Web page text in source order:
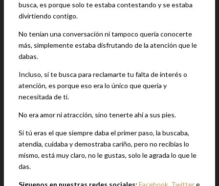
busca, es porque solo te estaba contestando y se estaba
divirtiendo contigo.
No tenían una conversación ni tampoco quería conocerte
más, simplemente estaba disfrutando de la atención que le
dabas.
Incluso, si te busca para reclamarte tu falta de interés o
atención, es porque eso era lo único que quería y
necesitada de ti.
No era amor ni atracción, sino tenerte ahí a sus pies.
Si tú eras el que siempre daba el primer paso, la buscaba,
atendía, cuidaba y demostraba cariño, pero no recibías lo
mismo, está muy claro, no le gustas, solo le agrada lo que le
das.
Síguenos en nuestras redes sociales: Facebook Twittere